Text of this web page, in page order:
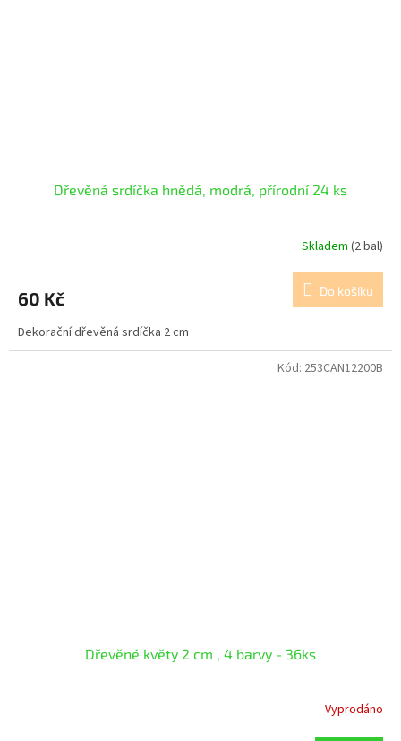
Dřevěná srdíčka hnědá, modrá, přírodní 24 ks
Skladem (2 bal)
60 Kč Do košíku
Dekorační dřevěná srdíčka 2 cm
Dřevěné květy 2 cm , 4 barvy - 36ks
Vyprodáno
Kód: 253CAN12200B